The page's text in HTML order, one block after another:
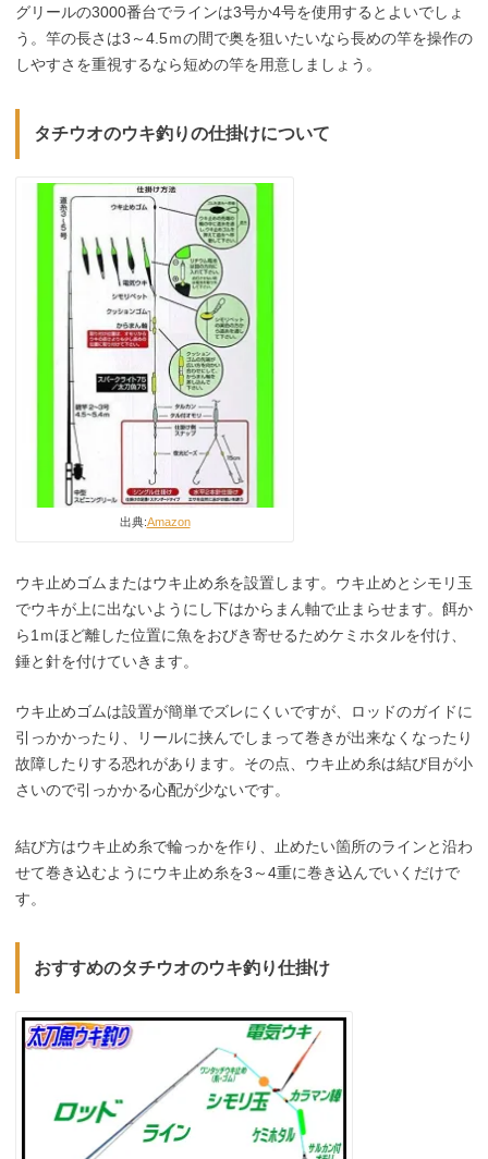
グリールの3000番台でラインは3号か4号を使用するとよいでしょ
う。竿の長さは3～4.5ｍの間で奥を狙いたいなら長めの竿を操作の
しやすさを重視するなら短めの竿を用意しましょう。
タチウオのウキ釣りの仕掛けについて
出典:Amazon
ウキ止めゴムまたはウキ止め糸を設置します。ウキ止めとシモリ玉
でウキが上に出ないようにし下はからまん軸で止まらせます。餌か
ら1ｍほど離した位置に魚をおびき寄せるためケミホタルを付け、
錘と針を付けていきます。
ウキ止めゴムは設置が簡単でズレにくいですが、ロッドのガイドに
引っかかったり、リールに挟んでしまって巻きが出来なくなったり
故障したりする恐れがあります。その点、ウキ止め糸は結び目が小
さいので引っかかる心配が少ないです。
結び方はウキ止め糸で輪っかを作り、止めたい箇所のラインと沿わ
せて巻き込むようにウキ止め糸を3～4重に巻き込んでいくだけで
す。
おすすめのタチウオのウキ釣り仕掛け